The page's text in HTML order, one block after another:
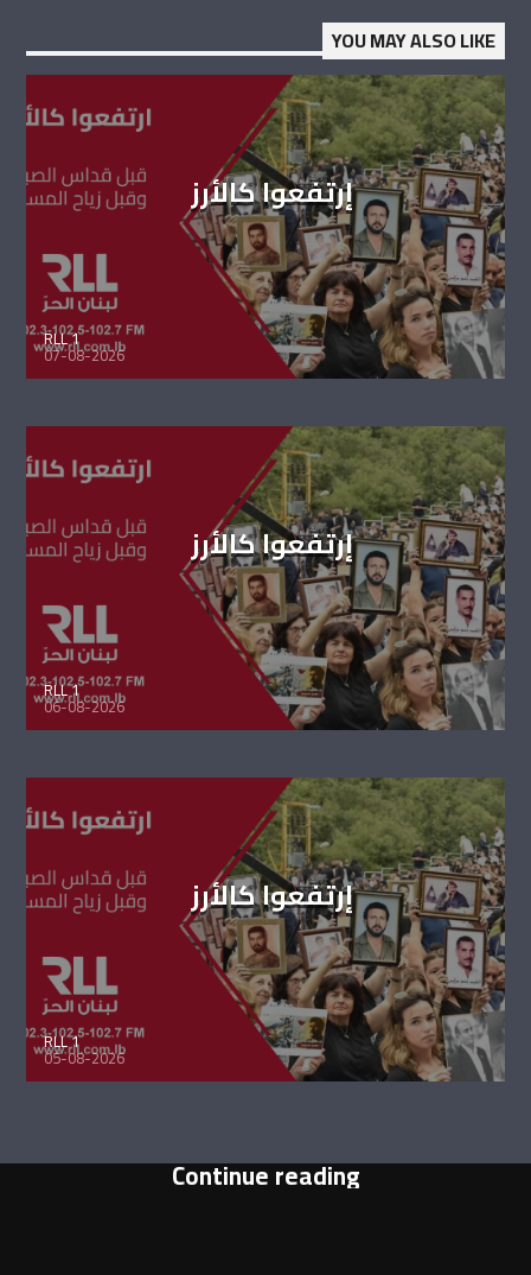
YOU MAY ALSO LIKE
إرتفعوا كالأرز
RLL 1
07-08-2026
إرتفعوا كالأرز
RLL 1
06-08-2026
إرتفعوا كالأرز
RLL 1
05-08-2026
Continue reading